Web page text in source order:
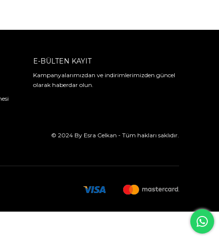
E-BÜLTEN KAYIT
Kampanyalarımızdan ve indirimlerimizden güncel
olarak haberdar olun.
© 2024 By Esra Celkan - Tüm hakları saklıdır.